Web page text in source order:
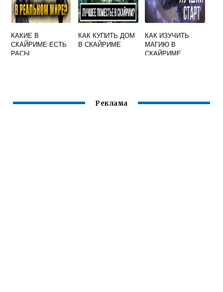
КАКИЕ В
СКАЙРИМЕ ЕСТЬ
РАСЫ
КАК КУПИТЬ ДОМ
В СКАЙРИМЕ
КАК ИЗУЧИТЬ
МАГИЮ В
СКАЙРИМЕ
Реклама